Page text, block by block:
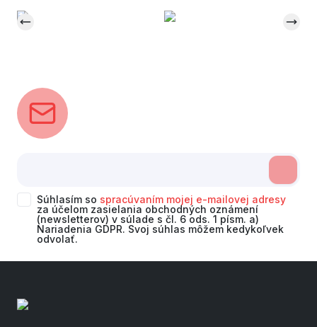
Súhlasím so spracúvaním mojej e-mailovej adresy
za účelom zasielania obchodných oznámení
(newsletterov) v súlade s čl. 6 ods. 1 písm. a)
Nariadenia GDPR. Svoj súhlas môžem kedykoľvek
odvolať.